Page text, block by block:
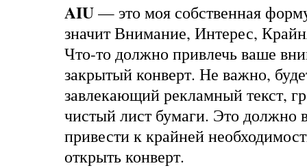
AIU— это моя собственная
значит Внимание, Интерес,
Что-то должно привлечь ваше
закрытый конверт. Не важно,
завлекающий рекламный текст,
чистый лист бумаги. Это должно
привести к крайней
открыть конверт.